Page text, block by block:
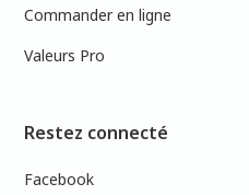
Commander en ligne
Valeurs Pro
Restez connecté
Facebook